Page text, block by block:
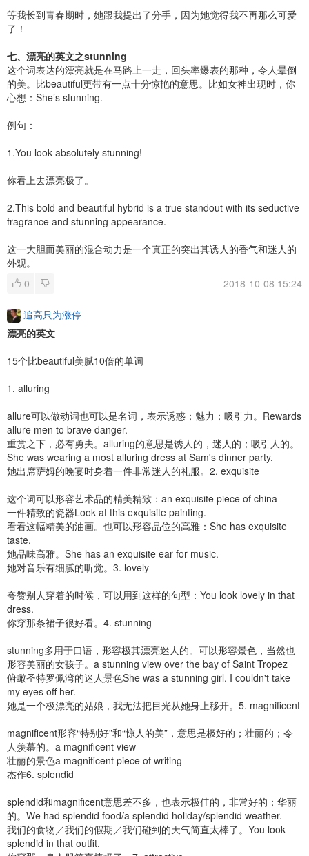
等我长到青春期时，她跟我提出了分手，因为她觉得我不再那么可爱
了！
七、漂亮的英文之stunning
这个词表达的漂亮就是在马路上一走，回头率爆表的那种，令人晕倒
的美。比beautiful更带有一点十分惊艳的意思。比如女神出现时，你
心想：She’s stunning.
例句：
1.You look absolutely stunning!
你看上去漂亮极了。
2.This bold and beautiful hybrid is a true standout with its seductive
fragrance and stunning appearance.
这一大胆而美丽的混合动力是一个真正的突出其诱人的香气和迷人的
外观。
0
2018-10-08 15:24
追高只为涨停
漂亮的英文
15个比beautiful美腻10倍的单词
1. alluring
allure可以做动词也可以是名词，表示诱惑；魅力；吸引力。Rewards
allure men to brave danger.
重赏之下，必有勇夫。alluring的意思是诱人的，迷人的；吸引人的。
She was wearing a most alluring dress at Sam's dinner party.
她出席萨姆的晚宴时身着一件非常迷人的礼服。2. exquisite
这个词可以形容艺术品的精美精致：an exquisite piece of china
一件精致的瓷器Look at this exquisite painting.
看看这幅精美的油画。也可以形容品位的高雅：She has exquisite
taste.
她品味高雅。She has an exquisite ear for music.
她对音乐有细腻的听觉。3. lovely
夸赞别人穿着的时候，可以用到这样的句型：You look lovely in that
dress.
你穿那条裙子很好看。4. stunning
stunning多用于口语，形容极其漂亮迷人的。可以形容景色，当然也
形容美丽的女孩子。a stunning view over the bay of Saint Tropez
俯瞰圣特罗佩湾的迷人景色She was a stunning girl. I couldn't take
my eyes off her.
她是一个极漂亮的姑娘，我无法把目光从她身上移开。5. magnificent
magnificent形容“特别好”和“惊人的美”，意思是极好的；壮丽的；令
人羡慕的。a magnificent view
壮丽的景色a magnificent piece of writing
杰作6. splendid
splendid和magnificent意思差不多，也表示极佳的，非常好的；华丽
的。We had splendid food/a splendid holiday/splendid weather.
我们的食物／我们的假期／我们碰到的天气简直太棒了。You look
splendid in that outfit.